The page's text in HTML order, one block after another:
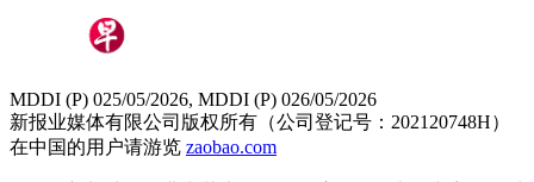
MDDI (P) 025/05/2026, MDDI (P) 026/05/2026
新报业媒体有限公司版权所有（公司登记号：202120748H）
在中国的用户请游览 zaobao.com